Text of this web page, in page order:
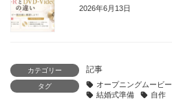
2026年6月13日
カテゴリー 記事
タグ オープニングムービー
結婚式準備
自作